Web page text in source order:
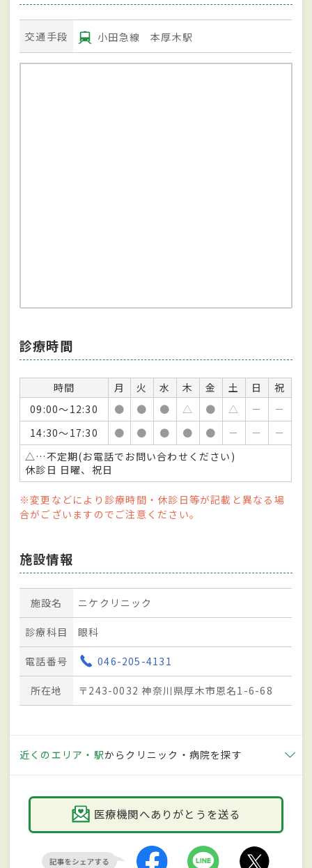
交通手段 小田急線 本厚木駅
診療時間
時間 月 火 水 木 金 土 日
祝
09:00～12:30
● ● ● △ ● △ －
－
14:30～17:30
● ● ● ● ● － －
－
△…不定期(お電話でお問い合わせください)
休診日 日曜、祝日
※変更などにより診療時間・休診日等が記載と異なる場
合がございますのでご注意ください。
施設情報
施設名 ニケクリニック
診療科目 眼科
電話番号 046-205-4131
所在地 〒243-0032 神奈川県厚木市恩名1-6-68
近くのエリア・駅からクリニック・病院を探す
医療機関へありがとうを送る